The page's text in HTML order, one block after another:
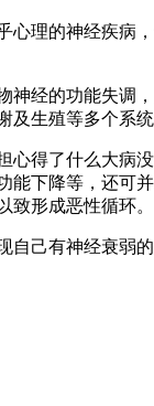
理的神经疾病
经的功能失调
生殖等多个系统
得了什么大病
下降等，还可
形成恶性循环。
己有神经衰弱